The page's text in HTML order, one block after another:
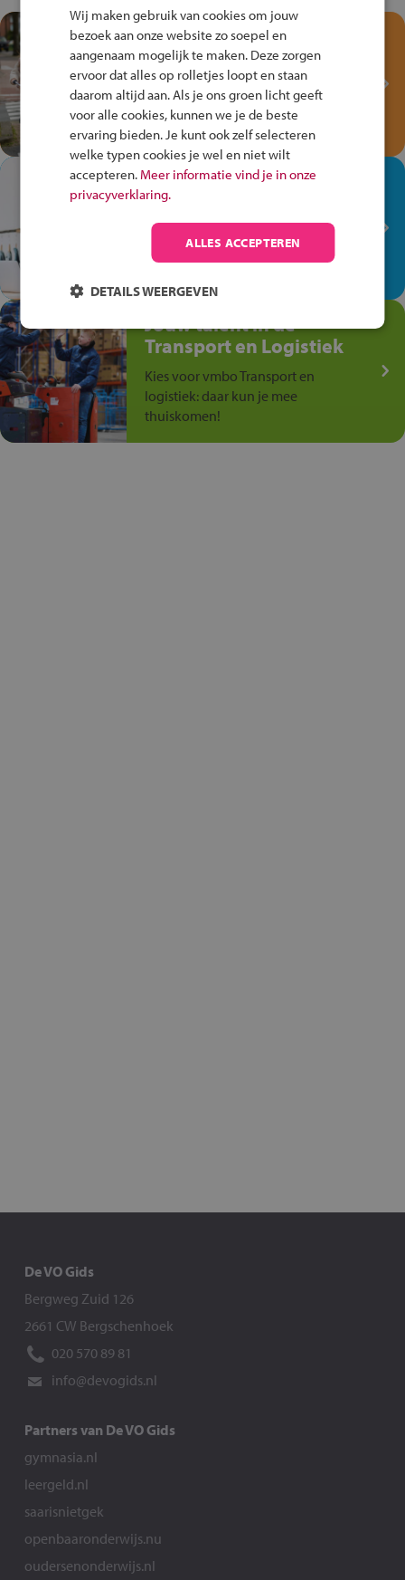
Test je kennis met het
Fiets Veilig
Verkeersspel!
Speel het Fiets Veilig Verkeersspel
en win een Cortina-fiets!
In de winkel ben je op je
plek!
Ontdek via het vmbo jouw talent
op de winkelvloer, waar elke dag
Jouw talent in de
Transport en Logistiek
Kies voor vmbo Transport en
logistiek: daar kun je mee
thuiskomen!
De VO Gids
Bergweg Zuid 126
2661 CW Bergschenhoek
020 570 89 81
info@devogids.nl
Partners van De VO Gids
gymnasia.nl
leergeld.nl
saarisnietgek
openbaaronderwijs.nu
oudersenonderwijs.nl
Wij maken gebruik van cookies om jouw
bezoek aan onze website zo soepel en
aangenaam mogelijk te maken. Deze zorgen
ervoor dat alles op rolletjes loopt en staan
daarom altijd aan. Als je ons groen licht geeft
voor alle cookies, kunnen we je de beste
ervaring bieden. Je kunt ook zelf selecteren
welke typen cookies je wel en niet wilt
accepteren. Meer informatie vind je in onze
privacyverklaring.
ALLES ACCEPTEREN
DETAILS WEERGEVEN